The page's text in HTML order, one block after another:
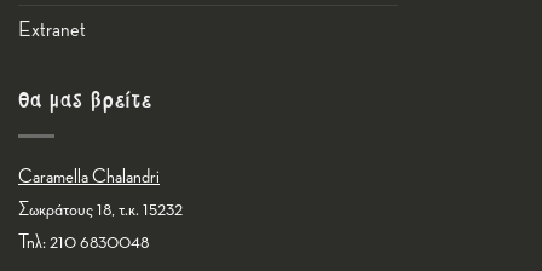
Εxtranet
Θα μας βρείτε
Caramella Chalandri
Σωκράτους 18, τ.κ. 15232
Τηλ: 210 6830048